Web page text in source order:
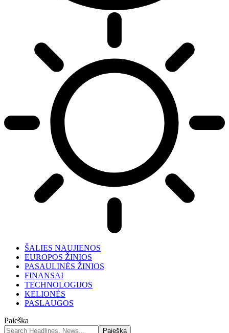
ŠALIES NAUJIENOS
EUROPOS ŽINIOS
PASAULINĖS ŽINIOS
FINANSAI
TECHNOLOGIJOS
KELIONĖS
PASLAUGOS
Paieška